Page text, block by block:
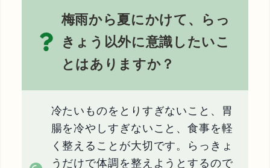
梅雨から夏にかけて、らっ
きょう以外に意識したいこ
とはありますか？
冷たいものをとりすぎないこと、胃
腸を冷やしすぎないこと、食事を軽
く整えることが大切です。らっきょ
うだけで体調を整えようとするので